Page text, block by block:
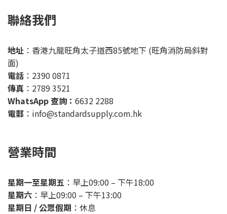
聯絡我們
地址 ：香港九龍旺角太子道西85號地下 (旺角消防局斜對
面)
電話 ：2390 0871
傳真 ：2789 3521
WhatsApp 查詢： 6632 2288
電郵 ：info@standardsupply.com.hk
營業時間
星期一至星期五 ：早上09:00 – 下午18:00
星期六 ：早上09:00 – 下午13:00
星期日 / 公眾假期 ：休息